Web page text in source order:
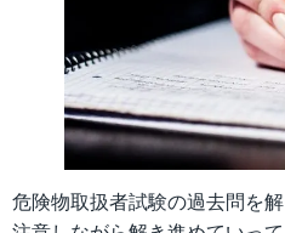
危険物取扱者試験の過去問を